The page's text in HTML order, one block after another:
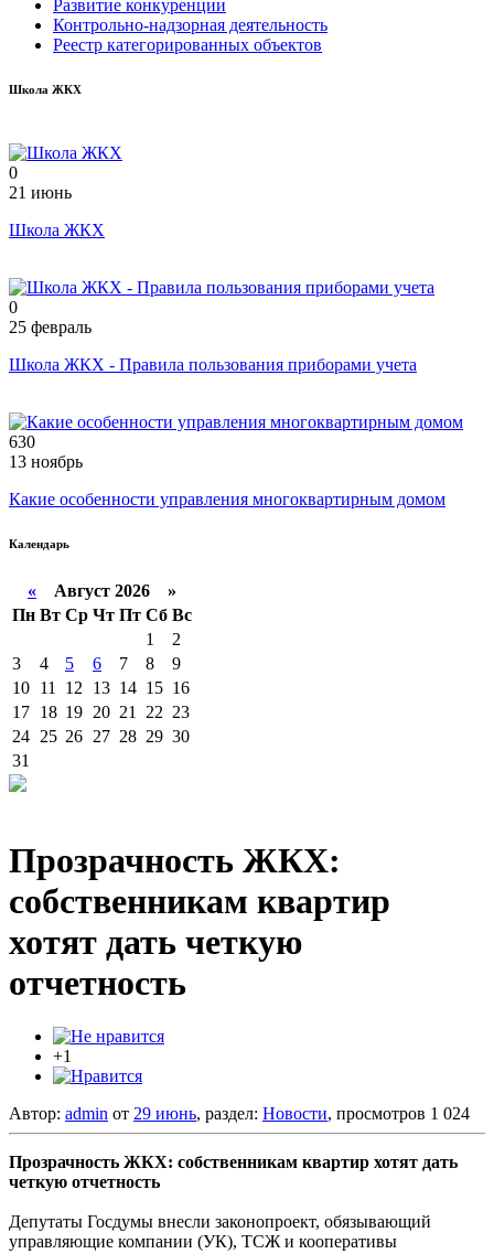
Развитие конкуренции
Контрольно-надзорная деятельность
Реестр категорированных объектов
Школа ЖКХ
0
21 июнь
Школа ЖКХ
0
25 февраль
Школа ЖКХ - Правила пользования приборами учета
630
13 ноябрь
Какие особенности управления многоквартирным домом
Календарь
« Август 2026 »
Пн Вт Ср Чт Пт Сб Вс
1
2
3
4 5 6 7 8
9
10 11 12 13 14 15 16
17 18 19 20 21 22 23
24 25 26 27 28 29 30
31
Прозрачность ЖКХ:
собственникам квартир
хотят дать четкую
отчетность
+1
Автор: admin от 29 июнь, раздел: Новости, просмотров 1 024
Прозрачность ЖКХ: собственникам квартир хотят дать
четкую отчетность
Депутаты Госдумы внесли законопроект, обязывающий
управляющие компании (УК), ТСЖ и кооперативы